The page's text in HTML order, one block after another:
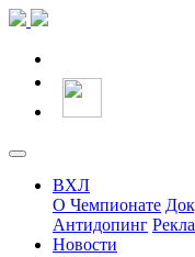
ВХЛ
О Чемпионате
Антидопинг
Новости